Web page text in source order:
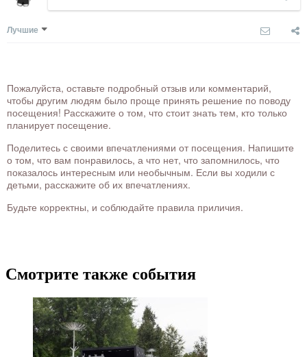
Лучшие
Пожалуйста, оставьте подробный отзыв или комментарий,
чтобы другим людям было проще принять решение по поводу
посещения! Расскажите о том, что стоит знать тем, кто только
планирует посещение.
Поделитесь с своими впечатлениями от посещения. Напишите
о том, что вам понравилось, а что нет, что запомнилось, что
показалось интересным или необычным. Если вы ходили с
детьми, расскажите об их впечатлениях.
Будьте корректны, и соблюдайте правила приличия.
Смотрите также события